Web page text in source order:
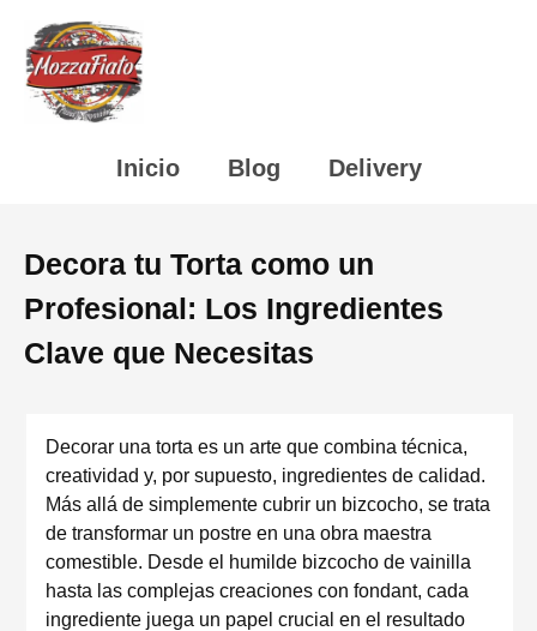
Inicio Blog Delivery
Decora tu Torta como un
Profesional: Los Ingredientes
Clave que Necesitas
Decorar una torta es un arte que combina técnica,
creatividad y, por supuesto, ingredientes de calidad.
Más allá de simplemente cubrir un bizcocho, se trata
de transformar un postre en una obra maestra
comestible. Desde el humilde bizcocho de vainilla
hasta las complejas creaciones con fondant, cada
ingrediente juega un papel crucial en el resultado